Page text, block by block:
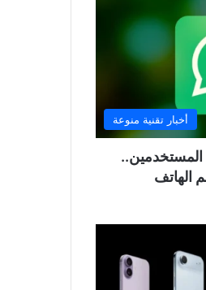
أخبار تقنية منوعة
المستخدمين..
الهاتف